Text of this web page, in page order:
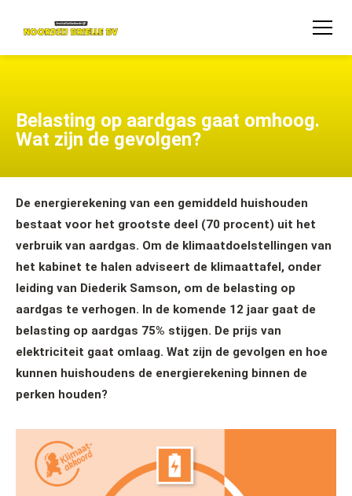
Belasting op aardgas gaat omhoog.
Wat zijn de gevolgen?
De energierekening van een gemiddeld huishouden
bestaat voor het grootste deel (70 procent) uit het
verbruik van aardgas. Om de klimaatdoelstellingen van
het kabinet te halen adviseert de klimaattafel, onder
leiding van Diederik Samson, om de belasting op
aardgas te verhogen. In de komende 12 jaar gaat de
belasting op aardgas 75% stijgen. De prijs van
elektriciteit gaat omlaag. Wat zijn de gevolgen en hoe
kunnen huishoudens de energierekening binnen de
perken houden?